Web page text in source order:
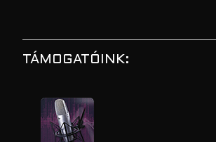
TÁMOGATÓINK: